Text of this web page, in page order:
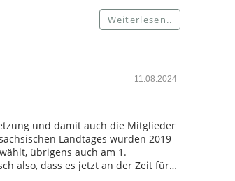
Weiterlesen..
11.08.2024
und damit auch die Mitglieder
Landtages wurden 2019
übrigens auch am 1.
also, dass es jetzt an der Zeit für…